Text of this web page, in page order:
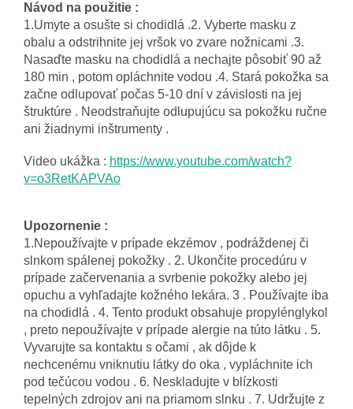
Návod na použitie :
1.Umyte a osušte si chodidlá .2. Vyberte masku z
obalu a odstrihnite jej vršok vo zvare nožnicami .3.
Nasaďte masku na chodidlá a nechajte pôsobiť 90 až
180 min , potom opláchnite vodou .4. Stará pokožka sa
začne odlupovať počas 5-10 dní v závislosti na jej
štruktúre . Neodstraňujte odlupujúcu sa pokožku ručne
ani žiadnymi inštrumenty .
Video ukážka : https://www.youtube.com/watch?
v=o3RetKAPVAo
Upozornenie :
1.Nepoužívajte v prípade ekzémov , podráždenej či
slnkom spálenej pokožky . 2. Ukončite procedúru v
prípade začervenania a svrbenie pokožky alebo jej
opuchu a vyhľadajte kožného lekára. 3 . Používajte iba
na chodidlá . 4. Tento produkt obsahuje propylénglykol
, preto nepoužívajte v prípade alergie na túto látku . 5.
Vyvarujte sa kontaktu s očami , ak dôjde k
nechcenému vniknutiu látky do oka , vypláchnite ich
pod tečúcou vodou . 6. Neskladujte v blízkosti
tepelných zdrojov ani na priamom slnku . 7. Udržujte z